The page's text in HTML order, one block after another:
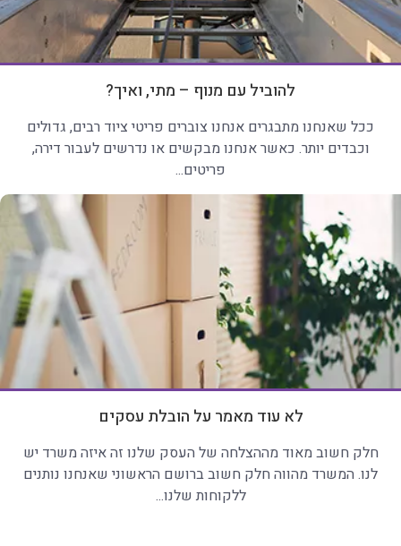
להוביל עם מנוף – מתי, ואיך?
ככל שאנחנו מתבגרים אנחנו צוברים פריטי ציוד רבים, גדולים
וכבדים יותר. כאשר אנחנו מבקשים או נדרשים לעבור דירה,
פריטים...
לא עוד מאמר על הובלת עסקים
חלק חשוב מאוד מההצלחה של העסק שלנו זה איזה משרד יש
לנו. המשרד מהווה חלק חשוב ברושם הראשוני שאנחנו נותנים
ללקוחות שלנו...